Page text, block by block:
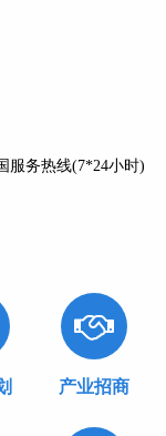
服务热线(7*24小时)
产业招商